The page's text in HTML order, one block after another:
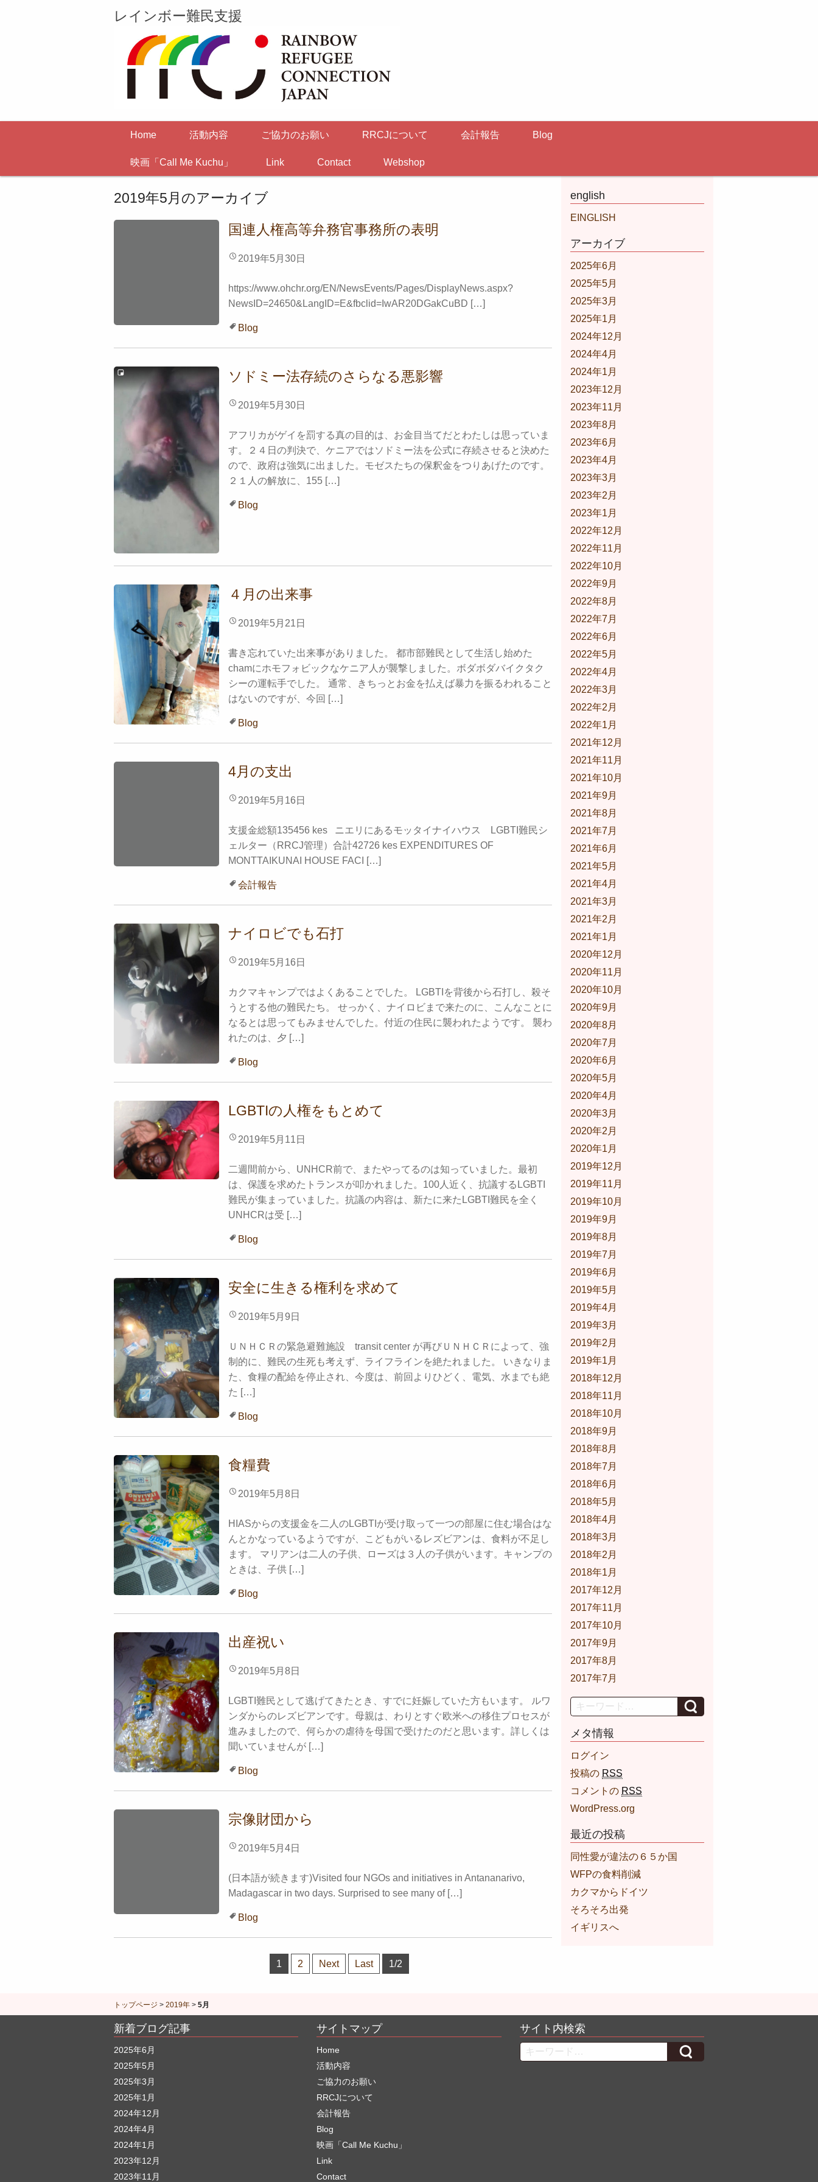
レインボー難民支援
Home 活動内容 ご協力のお願い RRCJについて 会計報告 Blog
映画「Call Me Kuchu」 Link Contact Webshop
2019年5月 のアーカイブ
国連人権高等弁務官事務所の表明
2019年5月30日
https://www.ohchr.org/EN/NewsEvents/Pages/DisplayNews.aspx?
NewsID=24650&LangID=E&fbclid=IwAR20DGakCuBD […]
Blog
ソドミー法存続のさらなる悪影響
2019年5月30日
アフリカがゲイを罰する真の目的は、お金目当てだとわたしは思っていま
す。２４日の判決で、ケニアではソドミー法を公式に存続させると決めた
ので、政府は強気に出ました。モゼスたちの保釈金をつりあげたのです。
２１人の解放に、155 […]
Blog
４月の出来事
2019年5月21日
書き忘れていた出来事がありました。 都市部難民として生活し始めた
chamにホモフォビックなケニア人が襲撃しました。ボダボダバイクタク
シーの運転手でした。 通常、きちっとお金を払えば暴力を振るわれること
はないのですが、今回 […]
Blog
4月の支出
2019年5月16日
支援金総額135456 kes ニエリにあるモッタイナイハウス LGBTI難民シ
ェルター（RRCJ管理）合計42726 kes EXPENDITURES OF
MONTTAIKUNAI HOUSE FACI […]
会計報告
ナイロビでも石打
2019年5月16日
カクマキャンプではよくあることでした。 LGBTIを背後から石打し、殺そ
うとする他の難民たち。 せっかく、ナイロビまで来たのに、こんなことに
なるとは思ってもみませんでした。付近の住民に襲われたようです。 襲わ
れたのは、夕 […]
Blog
LGBTIの人権をもとめて
2019年5月11日
二週間前から、UNHCR前で、またやってるのは知っていました。最初
は、保護を求めたトランスが叩かれました。100人近く、抗議するLGBTI
難民が集まっていました。抗議の内容は、新たに来たLGBTI難民を全く
UNHCRは受 […]
Blog
安全に生きる権利を求めて
2019年5月9日
ＵＮＨＣＲの緊急避難施設 transit center が再びＵＮＨＣＲによって、強
制的に、難民の生死も考えず、ライフラインを絶たれました。 いきなりま
た、食糧の配給を停止され、今度は、前回よりひどく、電気、水までも絶
た […]
Blog
食糧費
2019年5月8日
HIASからの支援金を二人のLGBTIが受け取って一つの部屋に住む場合はな
んとかなっているようですが、こどもがいるレズビアンは、食料が不足し
ます。 マリアンは二人の子供、ローズは３人の子供がいます。キャンプの
ときは、子供 […]
Blog
出産祝い
2019年5月8日
LGBTI難民として逃げてきたとき、すでに妊娠していた方もいます。 ルワ
ンダからのレズビアンです。母親は、わりとすぐ欧米への移住プロセスが
進みましたので、何らかの虐待を母国で受けたのだと思います。詳しくは
聞いていませんが […]
Blog
宗像財団から
2019年5月4日
(日本語が続きます)Visited four NGOs and initiatives in Antananarivo,
Madagascar in two days. Surprised to see many of […]
Blog
1 2 Next Last 1/2
english
EINGLISH
アーカイブ
2025年6月
2025年5月
2025年3月
2025年1月
2024年12月
2024年4月
2024年1月
2023年12月
2023年11月
2023年8月
2023年6月
2023年4月
2023年3月
2023年2月
2023年1月
2022年12月
2022年11月
2022年10月
2022年9月
2022年8月
2022年7月
2022年6月
2022年5月
2022年4月
2022年3月
2022年2月
2022年1月
2021年12月
2021年11月
2021年10月
2021年9月
2021年8月
2021年7月
2021年6月
2021年5月
2021年4月
2021年3月
2021年2月
2021年1月
2020年12月
2020年11月
2020年10月
2020年9月
2020年8月
2020年7月
2020年6月
2020年5月
2020年4月
2020年3月
2020年2月
2020年1月
2019年12月
2019年11月
2019年10月
2019年9月
2019年8月
2019年7月
2019年6月
2019年5月
2019年4月
2019年3月
2019年2月
2019年1月
2018年12月
2018年11月
2018年10月
2018年9月
2018年8月
2018年7月
2018年6月
2018年5月
2018年4月
2018年3月
2018年2月
2018年1月
2017年12月
2017年11月
2017年10月
2017年9月
2017年8月
2017年7月
Search
メタ情報
ログイン
投稿の RSS
コメントの RSS
WordPress.org
最近の投稿
同性愛が違法の６５か国
WFPの食料削減
カクマからドイツ
そろそろ出発
イギリスへ
トップページ > 2019年 > 5月
新着ブログ記事
2025年6月
2025年5月
2025年3月
2025年1月
2024年12月
2024年4月
2024年1月
2023年12月
2023年11月
サイトマップ
Home
活動内容
ご協力のお願い
RRCJについて
会計報告
Blog
映画「Call Me Kuchu」
Link
Contact
サイト内検索
Search